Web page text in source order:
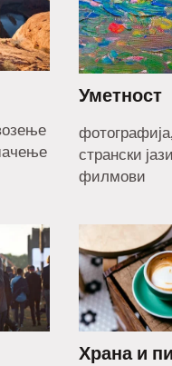
Уметност
странски
филмови
Храна и